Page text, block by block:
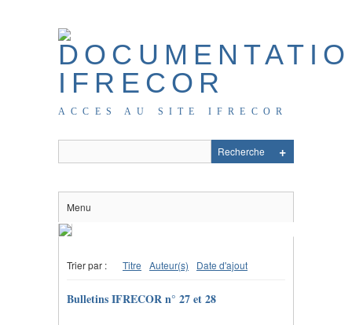
ACCES AU SITE IFRECOR
Menu
Trier par : Titre Auteur(s) Date d'ajout
Bulletins IFRECOR n° 27 et 28